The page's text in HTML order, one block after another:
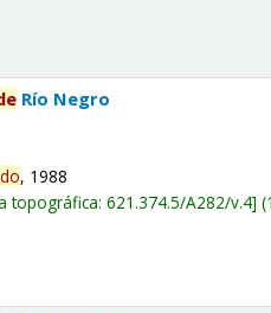
Río Negro
, 1988
topográfica:621.374.5/A282/v.4